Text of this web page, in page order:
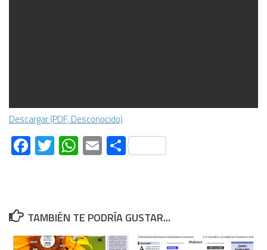
Descargar (PDF, Desconocido)
Facebook
Twitter
WhatsApp
EmailCompartir
TAMBIÉN TE PODRÍA GUSTAR...